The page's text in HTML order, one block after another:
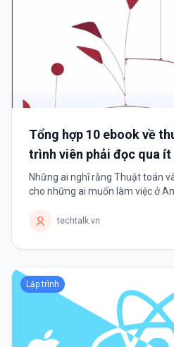
Tổng hợp 10 ebook về
trình viên phải đọc qua ít
Những ai nghĩ rằng Thuật toán
cho những ai muốn làm việc ở
tồn tại bền vững...
techtalk.vn
Lập trình